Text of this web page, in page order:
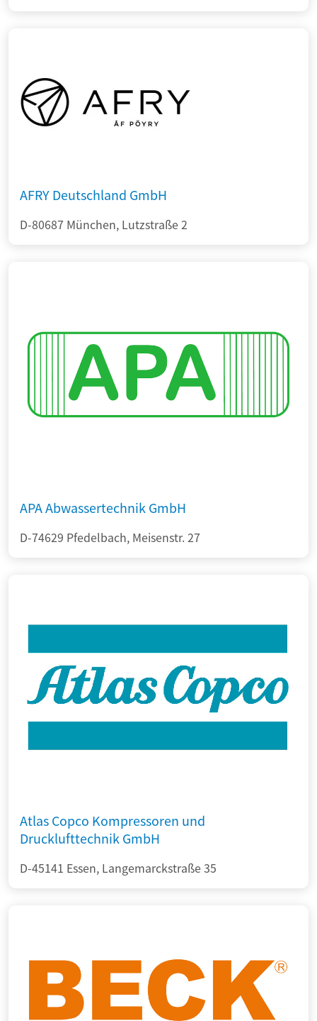
AFRY Deutschland GmbH
D-80687 München, Lutzstraße 2
APA Abwassertechnik GmbH
D-74629 Pfedelbach, Meisenstr. 27
Atlas Copco Kompressoren und
Drucklufttechnik GmbH
D-45141 Essen, Langemarckstraße 35